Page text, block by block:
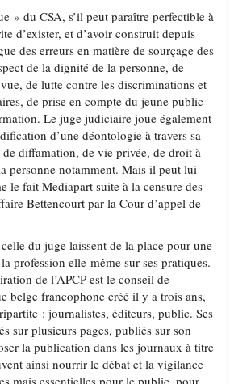
» du CSA, s’il peut paraître perfectible à
d’exister, et d’avoir construit depuis
des erreurs en matière de sourçage des
de la dignité de la personne, de
de lutte contre les discriminations et
de prise en compte du jeune public
Le juge judiciaire joue également
d’une déontologie à travers sa
diffamation, de vie privée, de droit à
personne notamment. Mais il peut lui
le fait Mediapart suite à la censure des
Bettencourt par la Cour d’appel de
du juge laissent de la place pour une
profession elle-même sur ses pratiques.
de l’APCP est le conseil de
belge francophone créé il y a trois ans,
: journalistes, éditeurs, public. Ses
sur plusieurs pages, publiés sur son
la publication dans les journaux à titre
ainsi nourrir le débat et la vigilance
mais essentielles pour le public, pour